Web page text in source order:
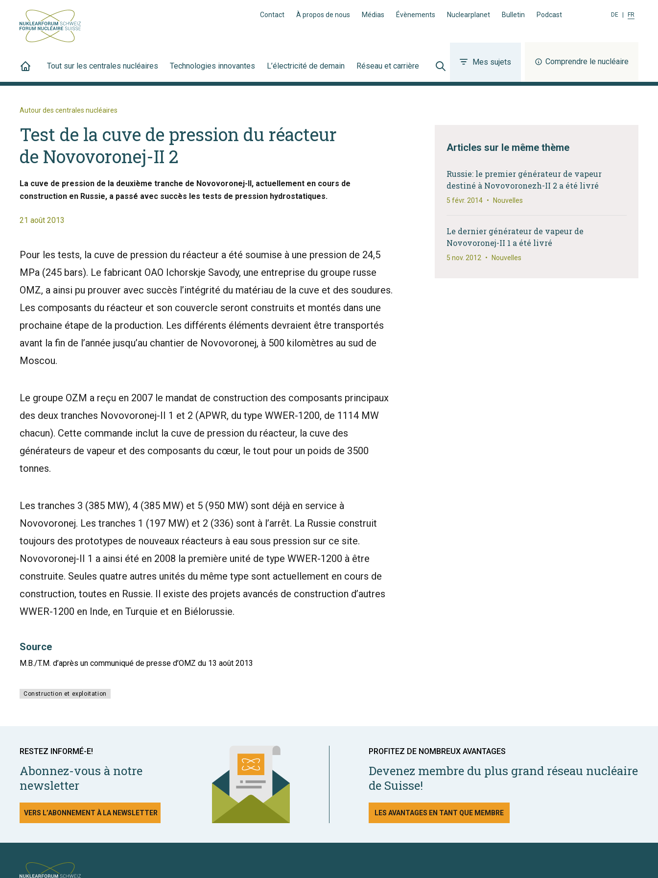
Contact À propos de nous Médias Évènements Nuclearplanet Bulletin Podcast DE FR
Tout sur les centrales nucléaires Technologies innovantes L’électricité de demain Réseau et carrière Mes sujets Comprendre le nucléaire
Autour des centrales nucléaires
Test de la cuve de pression du réacteur
de Novovoronej-II 2
La cuve de pression de la deuxième tranche de Novovoronej-II, actuellement en cours de
construction en Russie, a passé avec succès les tests de pression hydrostatiques.
21 août 2013
Pour les tests, la cuve de pression du réacteur a été soumise à une pression de 24,5
MPa (245 bars). Le fabricant OAO Ichorskje Savody, une entreprise du groupe russe
OMZ, a ainsi pu prouver avec succès l’intégrité du matériau de la cuve et des soudures.
Les composants du réacteur et son couvercle seront construits et montés dans une
prochaine étape de la production. Les différents éléments devraient être transportés
avant la fin de l’année jusqu’au chantier de Novovoronej, à 500 kilomètres au sud de
Moscou.
Le groupe OZM a reçu en 2007 le mandat de construction des composants principaux
des deux tranches Novovoronej-II 1 et 2 (APWR, du type WWER-1200, de 1114 MW
chacun). Cette commande inclut la cuve de pression du réacteur, la cuve des
générateurs de vapeur et des composants du cœur, le tout pour un poids de 3500
tonnes.
Les tranches 3 (385 MW), 4 (385 MW) et 5 (950 MW) sont déjà en service à
Novovoronej. Les tranches 1 (197 MW) et 2 (336) sont à l’arrêt. La Russie construit
toujours des prototypes de nouveaux réacteurs à eau sous pression sur ce site.
Novovoronej-II 1 a ainsi été en 2008 la première unité de type WWER-1200 à être
construite. Seules quatre autres unités du même type sont actuellement en cours de
construction, toutes en Russie. Il existe des projets avancés de construction d’autres
WWER-1200 en Inde, en Turquie et en Biélorussie.
Source
M.B./T.M. d’après un communiqué de presse d’OMZ du 13 août 2013
Construction et exploitation
Articles sur le même thème
Russie: le premier générateur de vapeur
destiné à Novovoronezh-II 2 a été livré
5 févr. 2014 • Nouvelles
Le dernier générateur de vapeur de
Novovoronej-II 1 a été livré
5 nov. 2012 • Nouvelles
RESTEZ INFORMÉ-E!
Abonnez-vous à notre
newsletter
VERS L’ABONNEMENT À LA NEWSLETTER
PROFITEZ DE NOMBREUX AVANTAGES
Devenez membre du plus grand réseau nucléaire
de Suisse!
LES AVANTAGES EN TANT QUE MEMBRE